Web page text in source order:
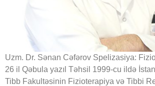
Uzm. Dr. Sənan Cəfərov Spelizasiya:
26 il Qəbula yazıl Təhsil 1999-cu ildə
Tibb Fakultəsinin Fizioterapiya və Tibbi